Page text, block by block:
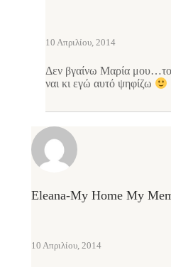
10 Απριλίου, 2014
Δεν βγαίνω Μαρία
ναι κι εγώ αυτό ψηφίζω
Eleana-My Home My
10 Απριλίου, 2014